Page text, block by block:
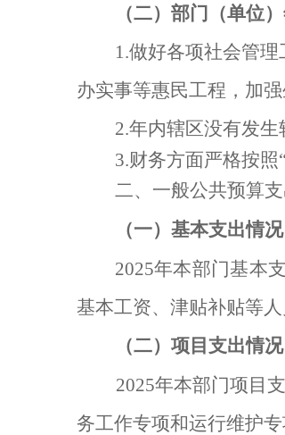
（二） 部门（单位
1.做好各项社会管
办实事等惠民工程，加
2.年内辖区没有发生
3.财务方面严格按照
二、一般公共预算
（一）基本支出情况
2025年本部门基本
基本工资、津贴补贴等
（二）项目支出情况
2025年本部门项目
务工作专项和运行维护